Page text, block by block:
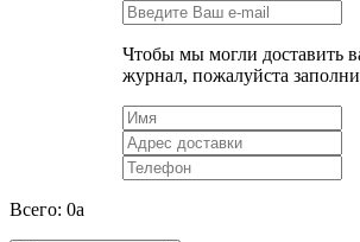
Чтобы мы могли доставить
журнал, пожалуйста
Всего: 0a